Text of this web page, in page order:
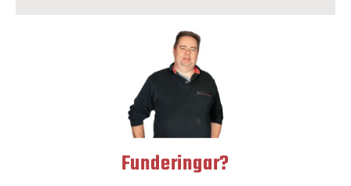
Funderingar?